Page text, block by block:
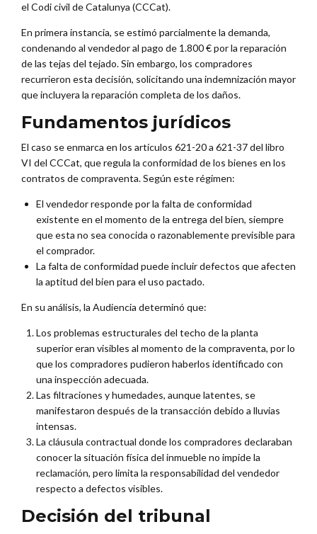
el Codi civil de Catalunya (CCCat).
En primera instancia, se estimó parcialmente la demanda,
condenando al vendedor al pago de 1.800 € por la reparación
de las tejas del tejado. Sin embargo, los compradores
recurrieron esta decisión, solicitando una indemnización mayor
que incluyera la reparación completa de los daños.
Fundamentos jurídicos
El caso se enmarca en los artículos 621-20 a 621-37 del libro
VI del CCCat, que regula la conformidad de los bienes en los
contratos de compraventa. Según este régimen:
El vendedor responde por la falta de conformidad
existente en el momento de la entrega del bien, siempre
que esta no sea conocida o razonablemente previsible para
el comprador.
La falta de conformidad puede incluir defectos que afecten
la aptitud del bien para el uso pactado.
En su análisis, la Audiencia determinó que:
Los problemas estructurales del techo de la planta
superior eran visibles al momento de la compraventa, por lo
que los compradores pudieron haberlos identificado con
una inspección adecuada.
Las filtraciones y humedades, aunque latentes, se
manifestaron después de la transacción debido a lluvias
intensas.
La cláusula contractual donde los compradores declaraban
conocer la situación física del inmueble no impide la
reclamación, pero limita la responsabilidad del vendedor
respecto a defectos visibles.
Decisión del tribunal